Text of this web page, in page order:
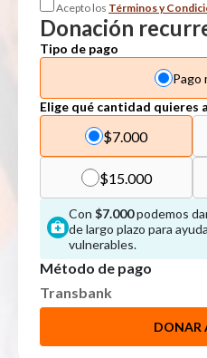
Acepto los Términos y
Donación
Tipo de pago
Pago
Elige qué cantidad quieres
$7.000
$15.000
Con $7.000podemos
de largo plazo para
vulnerables.
Método de pago
Transbank
DONAR